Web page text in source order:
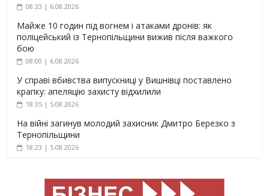
08:33 | 6.08.2026
Майже 10 годин під вогнем і атаками дронів: як
поліцейський із Тернопільщини вижив після важкого
бою
08:00 | 6.08.2026
У справі вбивства випускниці у Вишнівці поставлено
крапку: апеляцію захисту відхилили
18:35 | 5.08.2026
На війні загинув молодий захисник Дмитро Березко з
Тернопільщини
18:23 | 5.08.2026